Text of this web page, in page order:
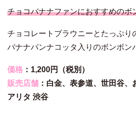
チョコバナナファンにおすすめのボ
チョコレートブラウニーとたっぷり
バナナパンナコッタ入りのボンボ
価格 ：1,200円（税別）
販売店舗 ： 白金、 表参道、 世田谷、
アリタ 渋谷